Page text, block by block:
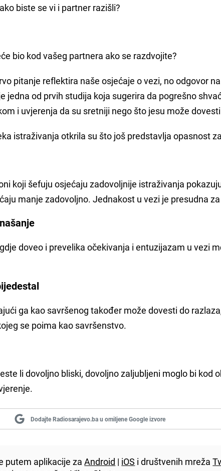
biste se vi i partner razišli?
bio kod vašeg partnera ako se razdvojite?
pitanje reflektira naše osjećaje o vezi, no odgovor
jedna od prvih studija koja sugerira da pogrešno
i uvjerenja da su sretniji nego što jesu može
istraživanja otkrila su što još predstavlja opasnost
koji šefuju osjećaju zadovoljnije istraživanja
manje zadovoljno. Jednakost u vezi je presudna
doveo i prevelika očekivanja i entuzijazam u vezi
ga kao savršenog također može dovesti do
se poima kao savršenstvo.
li dovoljno bliski, dovoljno zaljubljeni moglo bi kod
Dodajte Radiosarajevo.ba u omiljene Google izvore
putem aplikacije zaAndroid | iOS i društvenih mreža